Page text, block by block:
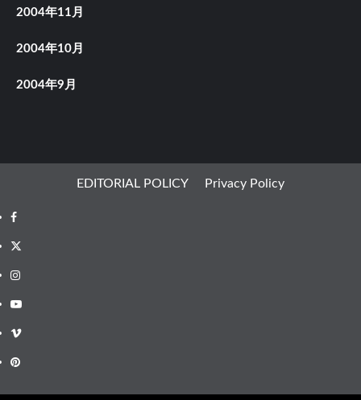
2004年11月
2004年10月
2004年9月
EDITORIAL POLICY Privacy Policy
Facebook
X
Instagram
Youtube
Vimeo
Pinterest